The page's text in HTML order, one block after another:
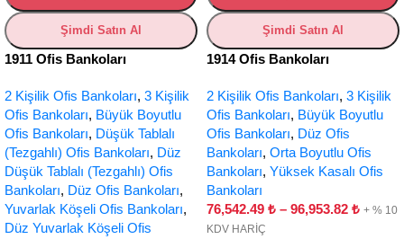
Şimdi Satın Al
1911 Ofis Bankoları
2 Kişilik Ofis Bankoları, 3 Kişilik
Ofis Bankoları, Büyük Boyutlu
Ofis Bankoları, Düşük Tablalı
(Tezgahlı) Ofis Bankoları, Düz
Düşük Tablalı (Tezgahlı) Ofis
Bankoları, Düz Ofis Bankoları,
Yuvarlak Köşeli Ofis Bankoları,
Düz Yuvarlak Köşeli Ofis
Şimdi Satın Al
1914 Ofis Bankoları
2 Kişilik Ofis Bankoları, 3 Kişilik
Ofis Bankoları, Büyük Boyutlu
Ofis Bankoları, Düz Ofis
Bankoları, Orta Boyutlu Ofis
Bankoları, Yüksek Kasalı Ofis
Bankoları
76,542.49 ₺ – 96,953.82 ₺ + % 10
KDV HARİÇ